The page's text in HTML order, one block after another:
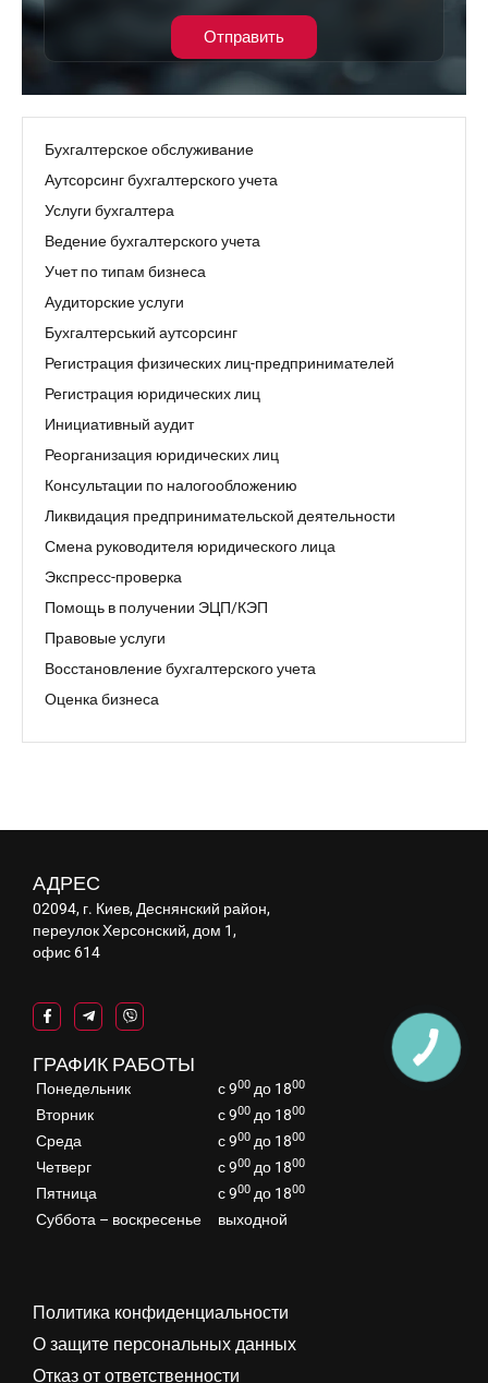
Отправить
Бухгалтерское обслуживание
Аутсорсинг бухгалтерского учета
Услуги бухгалтера
Ведение бухгалтерского учета
Учет по типам бизнеса
Аудиторские услуги
Бухгалтерський аутсорсинг
Регистрация физических лиц-предпринимателей
Регистрация юридических лиц
Инициативный аудит
Реорганизация юридических лиц
Консультации по налогообложению
Ликвидация предпринимательской деятельности
Смена руководителя юридического лица
Экспресс-проверка
Помощь в получении ЭЦП/КЭП
Правовые услуги
Восстановление бухгалтерского учета
Оценка бизнеса
АДРЕС
02094, г. Киев, Деснянский район,
переулок Херсонский, дом 1,
офис 614
ГРАФИК РАБОТЫ
Понедельник с 900 до 1800
Вторник с 900 до 1800
Среда с 900 до 1800
Четверг с 900 до 1800
Пятница с 900 до 1800
Суббота – воскресенье выходной
Политика конфиденциальности
О защите персональных данных
Отказ от ответственности